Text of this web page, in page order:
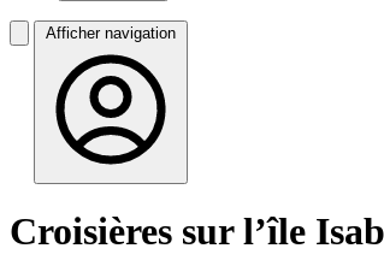
Afficher navigation
Croisières sur l’île